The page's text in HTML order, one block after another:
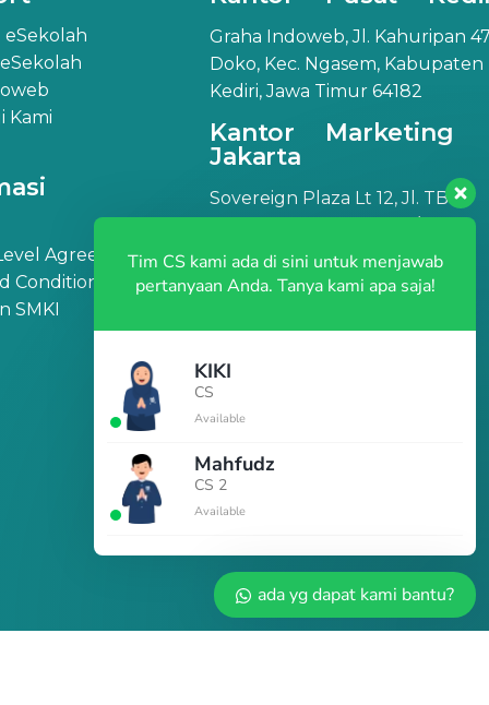
Kami
Agreement
Conditions
SMKI
Graha Indoweb, Jl. Kahuripan
Doko, Kec. Ngasem, Kabupaten
Kediri, Jawa Timur 64182
Kantor Marketing
Jakarta
Sovereign Plaza Lt 12, Jl. TB
Cilandak Barat, Kec. Cilandak,
Jakarta Selatan, DKI Jakarta
Tim CS kami ada di sini untuk menjawab
pertanyaan Anda. Tanya kami apa saja!
KIKI
CS
Available
Mahfudz
CS 2
Available
ada yg dapat kami bantu?